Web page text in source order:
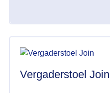
Vergaderstoel Join